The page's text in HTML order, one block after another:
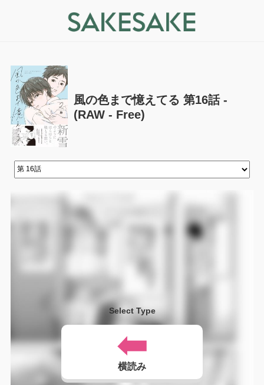
風の色まで憶えてる 第16話 -
(RAW - Free)
Select Type
横読み